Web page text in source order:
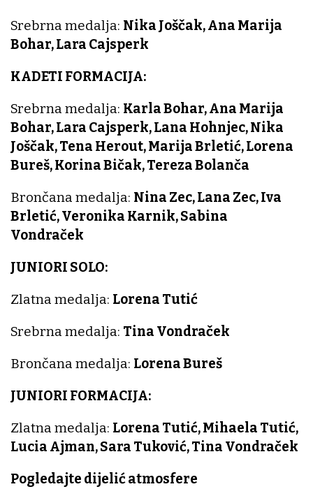
Srebrna medalja: Nika Joščak, Ana Marija
Bohar, Lara Cajsperk
KADETI FORMACIJA:
Srebrna medalja: Karla Bohar, Ana Marija
Bohar, Lara Cajsperk, Lana Hohnjec, Nika
Joščak, Tena Herout, Marija Brletić, Lorena
Bureš, Korina Bičak, Tereza Bolanča
Brončana medalja: Nina Zec, Lana Zec, Iva
Brletić, Veronika Karnik, Sabina
Vondraček
JUNIORI SOLO:
Zlatna medalja: Lorena Tutić
Srebrna medalja: Tina Vondraček
Brončana medalja: Lorena Bureš
JUNIORI FORMACIJA:
Zlatna medalja: Lorena Tutić, Mihaela Tutić,
Lucia Ajman, Sara Tuković, Tina Vondraček
Pogledajte dijelić atmosfere